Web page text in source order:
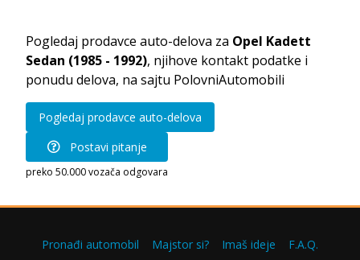
Pogledaj prodavce auto-delova za Opel Kadett
Sedan (1985 - 1992), njihove kontakt podatke i
ponudu delova, na sajtu PolovniAutomobili
Pogledaj prodavce auto-delova
Postavi pitanje
preko 50.000 vozača odgovara
Pronađi automobil Majstor si? Imaš ideje
F.A.Q.